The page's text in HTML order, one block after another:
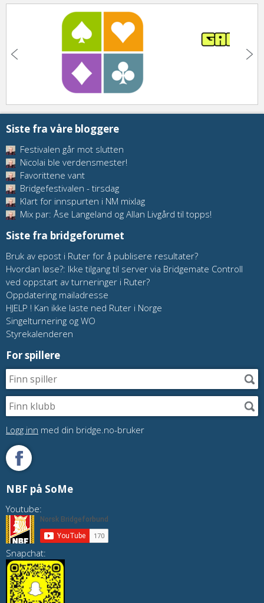
Siste fra våre bloggere
Festivalen går mot slutten
Nicolai ble verdensmester!
Favorittene vant
Bridgefestivalen - tirsdag
Klart for innspurten i NM mixlag
Mix par: Åse Langeland og Allan Livgård til topps!
Siste fra bridgeforumet
Bruk av epost i Ruter for å publisere resultater?
Hvordan løse?: Ikke tilgang til server via Bridgemate Controll
ved oppstart av turneringer i Ruter?
Oppdatering mailadresse
HJELP ! Kan ikke laste ned Ruter i Norge
Singelturnering og WO
Styrekalenderen
For spillere
Logg inn med din bridge.no-bruker
NBF på SoMe
Youtube:
Snapchat: